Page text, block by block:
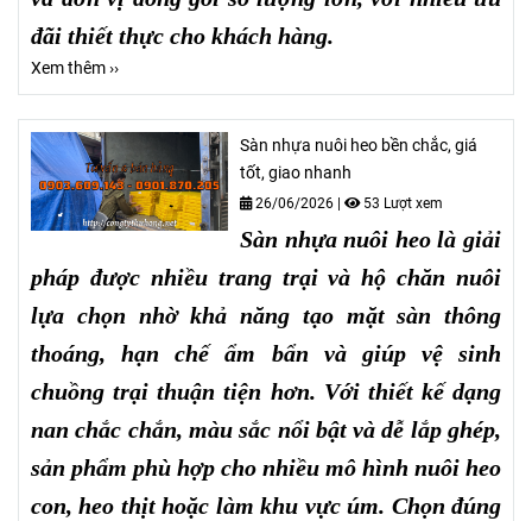
đãi thiết thực cho khách hàng.
Xem thêm ››
Sàn nhựa nuôi heo bền chắc, giá
tốt, giao nhanh
26/06/2026 | 53 Lượt xem
Sàn nhựa nuôi heo là giải
pháp được nhiều trang trại và hộ chăn nuôi
lựa chọn nhờ khả năng tạo mặt sàn thông
thoáng, hạn chế ẩm bẩn và giúp vệ sinh
chuồng trại thuận tiện hơn. Với thiết kế dạng
nan chắc chắn, màu sắc nổi bật và dễ lắp ghép,
sản phẩm phù hợp cho nhiều mô hình nuôi heo
con, heo thịt hoặc làm khu vực úm. Chọn đúng